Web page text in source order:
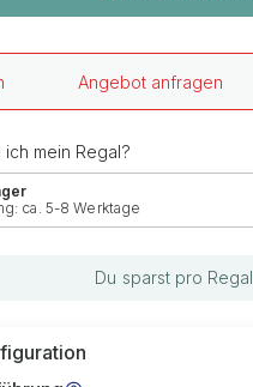
Angebot anfragen
mein Regal?
ca. 5-8 Werktage
Du sparst pro Regal